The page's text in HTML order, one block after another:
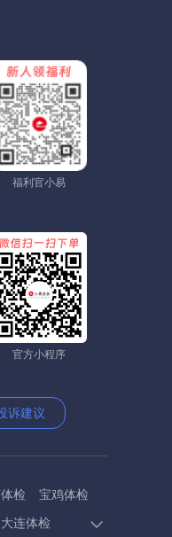
福利官小易
官方小程序
诉建议
检
宝鸡体检
大连体检